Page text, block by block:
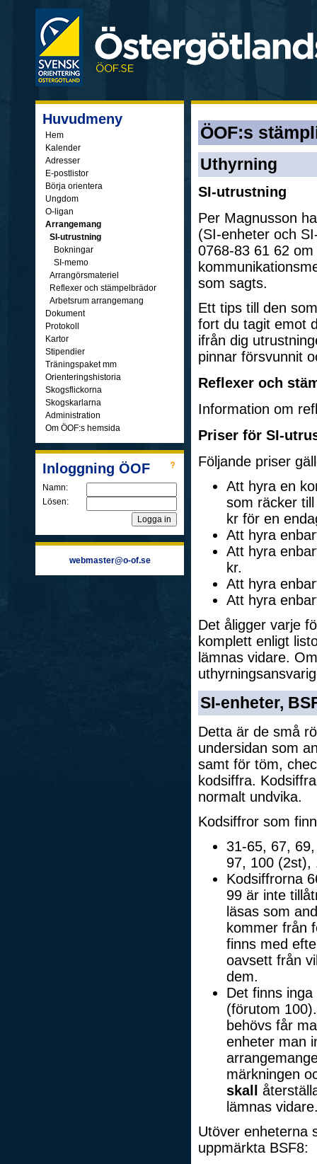
Huvudmeny
Hem
Kalender
Adresser
E-postlistor
Börja orientera
Ungdom
O-ligan
Arrangemang
SI-utrustning
Bokningar
SI-memo
Arrangörsmateriel
Reflexer och stämpelbrädor
Arbetsrum arrangemang
Dokument
Protokoll
Kartor
Stipendier
Träningspaket mm
Orienteringshistoria
Skogsflickorna
Skogskarlarna
Administration
Om ÖOF:s hemsida
Inloggning ÖOF
Namn:
Lösen:
webmaster@o-of.se
ÖOF:s
Uthyrning
SI-utrustning
Per Magnusson
(SI-enheter och
0768-83 61 62
som sagts.
Ett tips till den
fort du tagit emot
ifrån dig
pinnar försvunnit
Reflexer och
Information om
Priser för SI-
Följande priser
Att hyra en
som räcker
kr för en
Att hyra
Att hyra
kr.
Att hyra
Att hyra
Det åligger varje
komplett enligt
lämnas vidare.
SI-enheter,
Detta är de små
undersidan som
samt för töm,
kodsiffra.
normalt undvika.
Kodsiffror som
31-65, 67,
97, 100 (2st),
Kodsiffrorna
99 är inte
läsas som
kommer från
finns med
oavsett från
dem.
Det finns
(förutom
behövs får
enheter man
märkningen
skall
lämnas
Utöver enheterna
uppmärkta BSF8: